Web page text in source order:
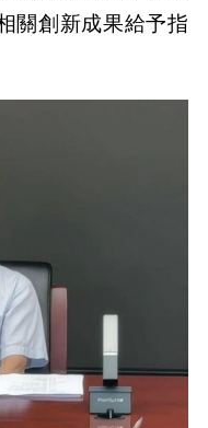
關創新成果給予指